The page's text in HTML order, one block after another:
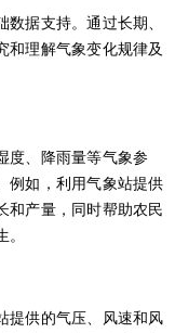
据支持。通过长期、
和理解气象变化规律及
度、降雨量等气象参
例如，利用气象站提供
和产量，同时帮助农民
提供的气压、风速和风